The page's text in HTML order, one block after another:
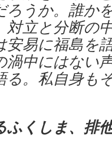
ろうか。誰か
対立と分断の
安易に福島を
渦中にはない
る。私自身も
ふくしま、排